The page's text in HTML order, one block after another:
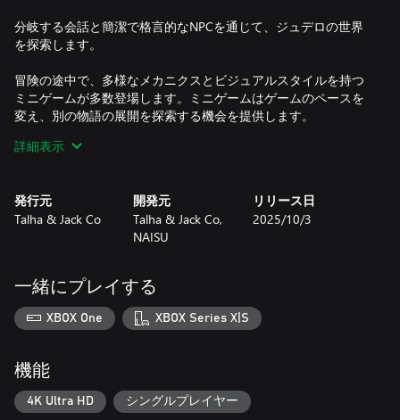
分岐する会話と簡潔で格言的なNPCを通じて、ジュデロの世界
を探索します。
冒険の途中で、多様なメカニクスとビジュアルスタイルを持つ
ミニゲームが多数登場します。ミニゲームはゲームのペースを
変え、別の物語の展開を探索する機会を提供します。
ジュデロの世界を冒険する中で、多くの秘密と発見が待ってい
Juderoは手作りのオブジェクトとカスタムフィギュアで構成さ
れ、ストップモーションの伝統的なアニメーション技術で動か
さを呼び起こすもの——一部はユーモアに満ちていますが、少
し不気味な要素も含まれています。これらの現実の要素は3D世
界にレンダリングされ、独自のビジュアルスタイルを表現して
います。このスタイルを活用し、リアルタイムライティング、
ています。カットシーンは、より高い忠実度で伝統的なストッ
プモーションアニメーション技術を使用して制作され、より映
画的な質感を追求しています。
詳細表示
発行元
Talha & Jack Co
開発元
Talha & Jack Co,
NAISU
リリース日
2025/10/3
一緒にプレイする
XBOX One XBOX Series X|S
機能
4K Ultra HD シングルプレイヤー